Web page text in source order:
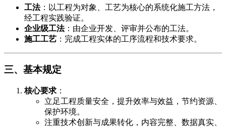
​工法​​：以工程为对象、工艺为核心的系统化施工方法，
经工程实践验证。
​企业级工法​​：由企业开发、评审并公布的工法。
​施工工艺​ ​：完成工程实体的工序流程和技术要求。
​三、基本规定​
​核心要求​ ​：
立足工程质量安全，提升效率与效益，节约资源、
保护环境。
注重技术创新与成果转化，内容完整、数据真实、